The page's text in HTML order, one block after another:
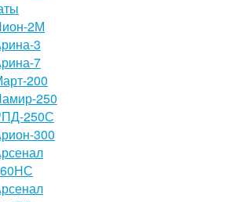
2М
3
7
200
250
250С
300